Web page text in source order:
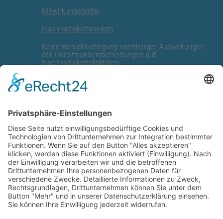
Mitwirkungspolitik
Nachhaltigkeitsrisiken
Keine Berücksichtigung nachteiliger Auswirkungen
der Investitionsentscheidungen auf
Nachhaltigkeitsfaktoren
Angaben zur EU Taxonomie